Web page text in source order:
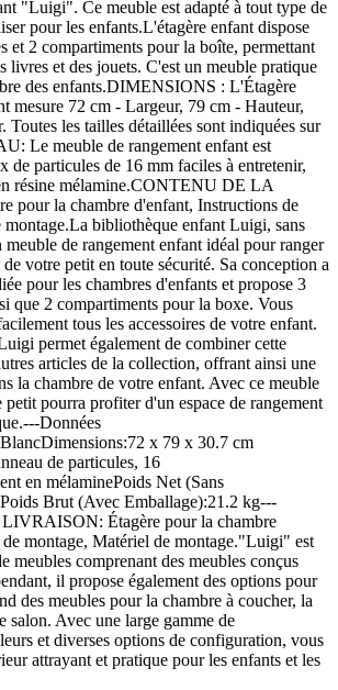
"Luigi". Ce meuble est adapté à tout type de
pour les enfants.L'étagère enfant dispose
et 2 compartiments pour la boîte, permettant
livres et des jouets. C'est un meuble pratique
des enfants.DIMENSIONS : L'Étagère
mesure 72 cm - Largeur, 79 cm - Hauteur,
Toutes les tailles détaillées sont indiquées sur
Le meuble de rangement enfant est
de particules de 16 mm faciles à entretenir,
résine mélamine.CONTENU DE LA
pour la chambre d'enfant, Instructions de
montage.La bibliothèque enfant Luigi, sans
meuble de rangement enfant idéal pour ranger
votre petit en toute sécurité. Sa conception a
pour les chambres d'enfants et propose 3
que 2 compartiments pour la boxe. Vous
tous les accessoires de votre enfant.
permet également de combiner cette
articles de la collection, offrant ainsi une
la chambre de votre enfant. Avec ce meuble
pourra profiter d'un espace de rangement
Données
x 79 x 30.7 cm
de particules, 16
en mélaminePoids Net (Sans
Brut (Avec Emballage):21.2 kg---
Étagère pour la chambre
montage, Matériel de montage."Luigi" est
meubles comprenant des meubles conçus
il propose également des options pour
des meubles pour la chambre à coucher, la
salon. Avec une large gamme de
et diverses options de configuration, vous
attrayant et pratique pour les enfants et les